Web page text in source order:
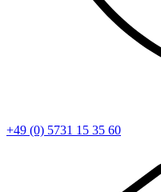
+49 (0) 5731 15 35 60